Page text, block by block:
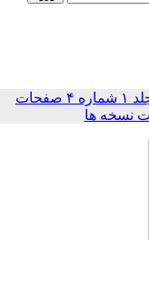
جلد ۱ شماره ۴ صفحات
ها